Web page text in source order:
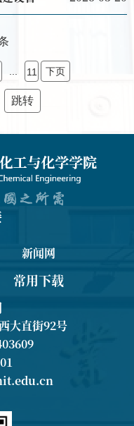
11 下页
跳转
新闻网
常用下载
大直街92号